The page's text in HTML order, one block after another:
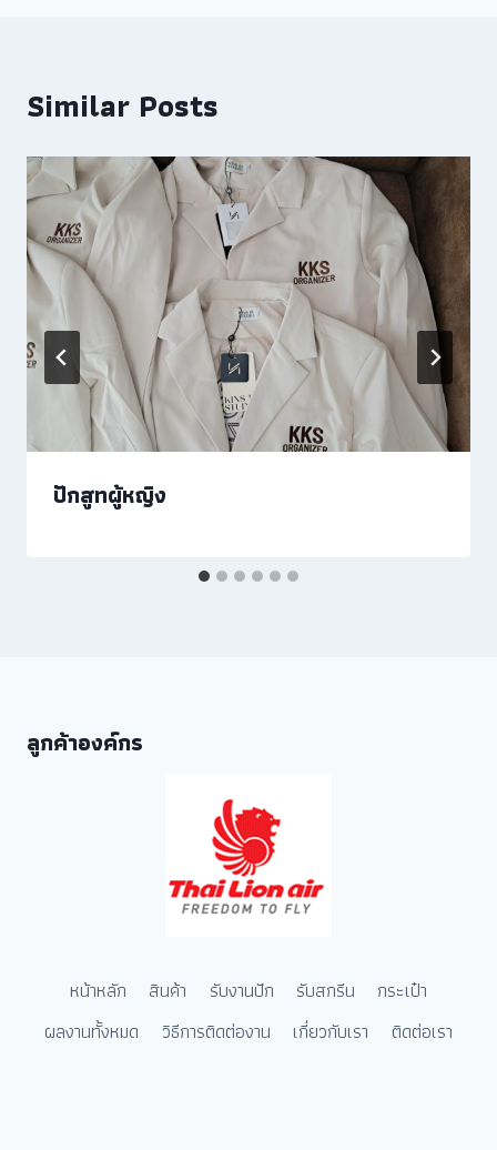
Similar Posts
ปักสูทผู้หญิง
ลูกค้าองค์กร
หน้าหลัก สินค้า รับงานปัก รับสกรีน
กระเป๋า
ผลงานทั้งหมด
วิธีการติดต่องาน เกี่ยวกับเรา ติดต่อเรา